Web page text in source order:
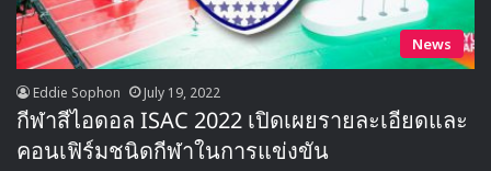
News
Eddie Sophon July 19, 2022
กีฬาสีไอดอล ISAC 2022 เปิดเผยรายละเอียดและ
คอนเฟิร์มชนิดกีฬาในการแข่งขัน